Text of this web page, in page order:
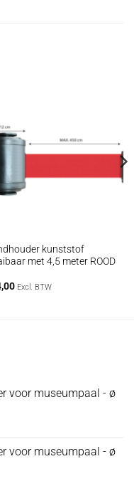
kunststof
met 4,5 meter ROOD
Excl. BTW
voor museumpaal - ø
voor museumpaal - ø